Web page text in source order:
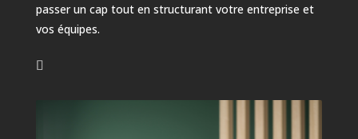
passer un cap tout en structurant votre entreprise et
vos équipes.